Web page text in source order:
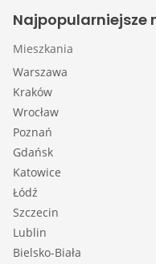
Najpopularniejsze
Mieszkania
Warszawa
Kraków
Wrocław
Poznań
Gdańsk
Katowice
Łódź
Szczecin
Lublin
Bielsko-Biała